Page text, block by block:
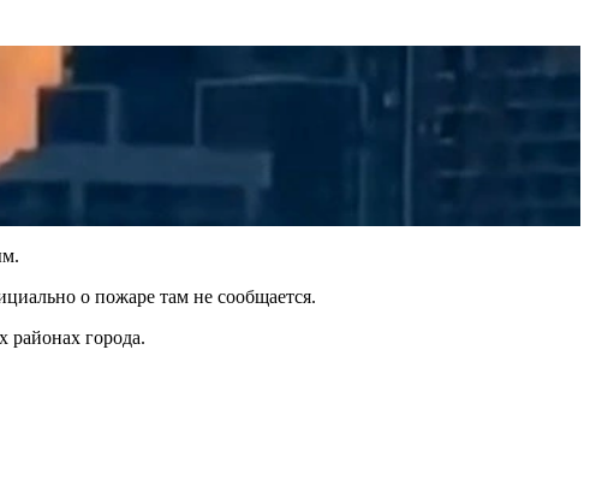
о пожаре там не сообщается.
районах города.